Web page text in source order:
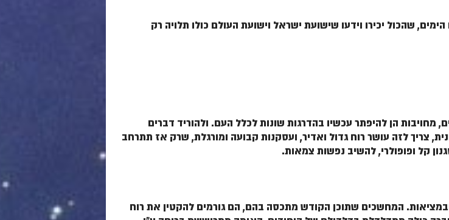
שהכול יכירו וידעו שישועת ישראל וישועת העולם כולו תלויה רק
מחויבות הן להיפתר עכשיו בהדרגות שונות לכלל העם. ולהוריד דברים
צריך לזה עושר רוח גדול ואדיר, ועסקנות קבועה ומורגלת, שרק אז תתרחב
קל ופופולרי, להשיב נפשות צמאות.
המחשכים שתוכן הקודש מתכסה בהם, הם גורמים להקטין את רוח